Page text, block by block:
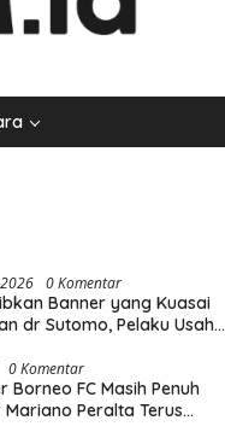
0 Komentar
Banner yang Kuasai
dr Sutomo, Pelaku Usaha
0 Komentar
Borneo FC Masih Penuh
Mariano Peralta Terus